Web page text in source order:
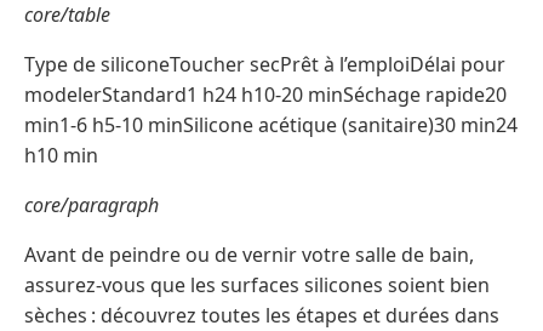
core/table
Type de siliconeToucher secPrêt à l’emploiDélai pour
modelerStandard1 h24 h10-20 minSéchage rapide20
min1-6 h5-10 minSilicone acétique (sanitaire)30 min24
h10 min
core/paragraph
Avant de peindre ou de vernir votre salle de bain,
assurez-vous que les surfaces silicones soient bien
sèches : découvrez toutes les étapes et durées dans